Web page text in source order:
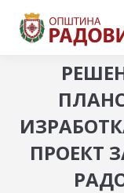
ПРОЕКТ